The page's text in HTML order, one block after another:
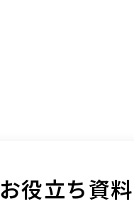
お役立ち資料